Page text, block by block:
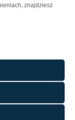
znajdziesz
systemy
Gdańskim
stopniu
inwestycji